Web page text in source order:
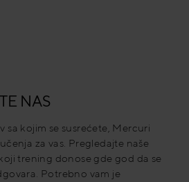
NAS
sa kojim se susrećete, Mercuri
za vas. Pregledajte naše
trening donose gde god da se
Potrebno vam je